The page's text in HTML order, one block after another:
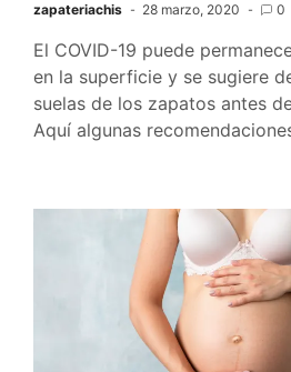
zapateriachis 28 marzo, 2020 0
El COVID-19 puede
en la superficie y se sugiere
suelas de los zapatos antes
Aquí algunas